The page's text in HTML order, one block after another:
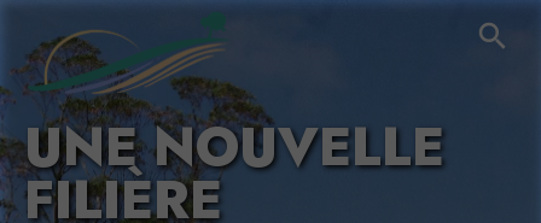
UNE NOUVELLE
FILIÈRE